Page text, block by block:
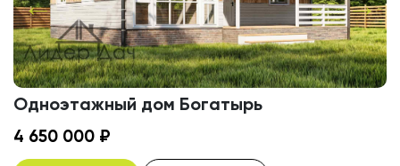
Одноэтажный дом Богатырь
4 650 000 ₽